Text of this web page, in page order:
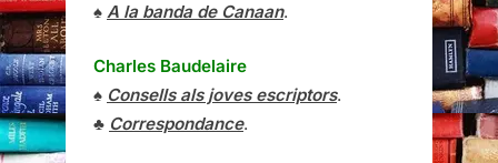
♠ A la banda de Canaan.
Charles Baudelaire
♠ Consells als joves escriptors.
♣ Correspondance.